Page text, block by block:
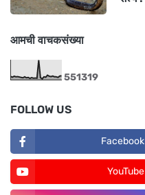
आमची वाचकसंख्या
551319
FOLLOW US
Facebook
YouTube